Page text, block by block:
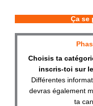
Ça se
Choisis ta
inscris-toi sur
Différentes
devras également
ta